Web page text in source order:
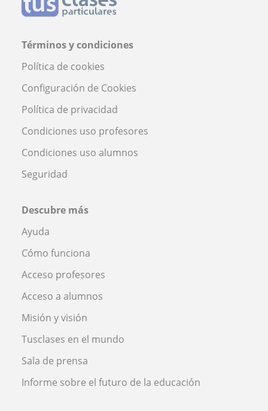
Términos y condiciones
Política de cookies
Configuración de Cookies
Política de privacidad
Condiciones uso profesores
Condiciones uso alumnos
Seguridad
Descubre más
Ayuda
Cómo funciona
Acceso profesores
Acceso a alumnos
Misión y visión
Tusclases en el mundo
Sala de prensa
Informe sobre el futuro de la educación